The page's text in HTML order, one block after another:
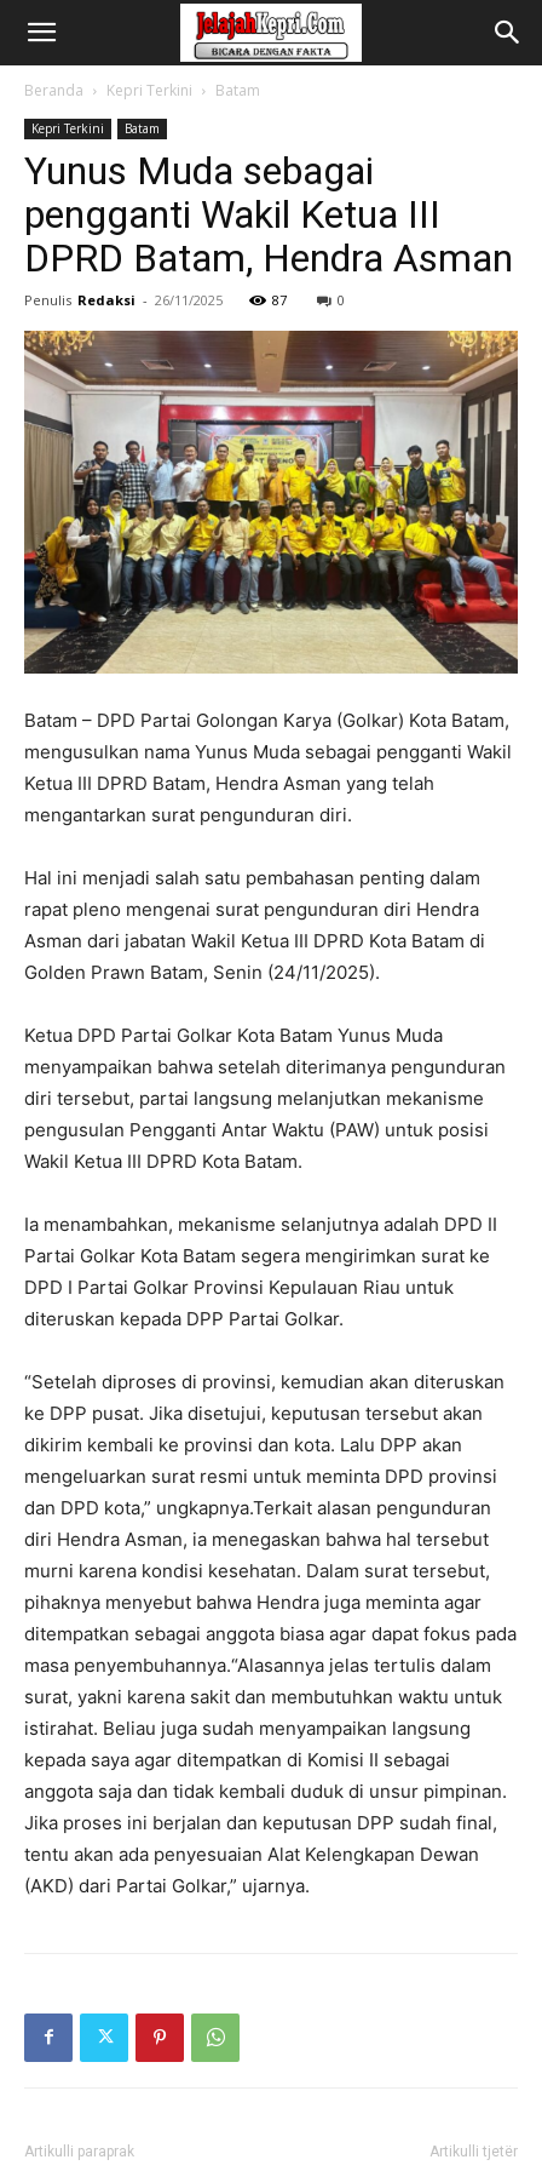
Beranda Kepri Terkini Batam
Kepri Terkini Batam
Yunus Muda sebagai
pengganti Wakil Ketua III
DPRD Batam, Hendra Asman
Penulis Redaksi - 26/11/2025 87 0
Batam – DPD Partai Golongan Karya (Golkar) Kota Batam,
mengusulkan nama Yunus Muda sebagai pengganti Wakil
Ketua III DPRD Batam, Hendra Asman yang telah
mengantarkan surat pengunduran diri.
Hal ini menjadi salah satu pembahasan penting dalam
rapat pleno mengenai surat pengunduran diri Hendra
Asman dari jabatan Wakil Ketua III DPRD Kota Batam di
Golden Prawn Batam, Senin (24/11/2025).
Ketua DPD Partai Golkar Kota Batam Yunus Muda
menyampaikan bahwa setelah diterimanya pengunduran
diri tersebut, partai langsung melanjutkan mekanisme
pengusulan Pengganti Antar Waktu (PAW) untuk posisi
Wakil Ketua III DPRD Kota Batam.
Ia menambahkan, mekanisme selanjutnya adalah DPD II
Partai Golkar Kota Batam segera mengirimkan surat ke
DPD I Partai Golkar Provinsi Kepulauan Riau untuk
diteruskan kepada DPP Partai Golkar.
“Setelah diproses di provinsi, kemudian akan diteruskan
ke DPP pusat. Jika disetujui, keputusan tersebut akan
dikirim kembali ke provinsi dan kota. Lalu DPP akan
mengeluarkan surat resmi untuk meminta DPD provinsi
dan DPD kota,” ungkapnya.Terkait alasan pengunduran
diri Hendra Asman, ia menegaskan bahwa hal tersebut
murni karena kondisi kesehatan. Dalam surat tersebut,
pihaknya menyebut bahwa Hendra juga meminta agar
ditempatkan sebagai anggota biasa agar dapat fokus pada
masa penyembuhannya.“Alasannya jelas tertulis dalam
surat, yakni karena sakit dan membutuhkan waktu untuk
istirahat. Beliau juga sudah menyampaikan langsung
kepada saya agar ditempatkan di Komisi II sebagai
anggota saja dan tidak kembali duduk di unsur pimpinan.
Jika proses ini berjalan dan keputusan DPP sudah final,
tentu akan ada penyesuaian Alat Kelengkapan Dewan
(AKD) dari Partai Golkar,” ujarnya.
Artikulli paraprak Artikulli tjetër